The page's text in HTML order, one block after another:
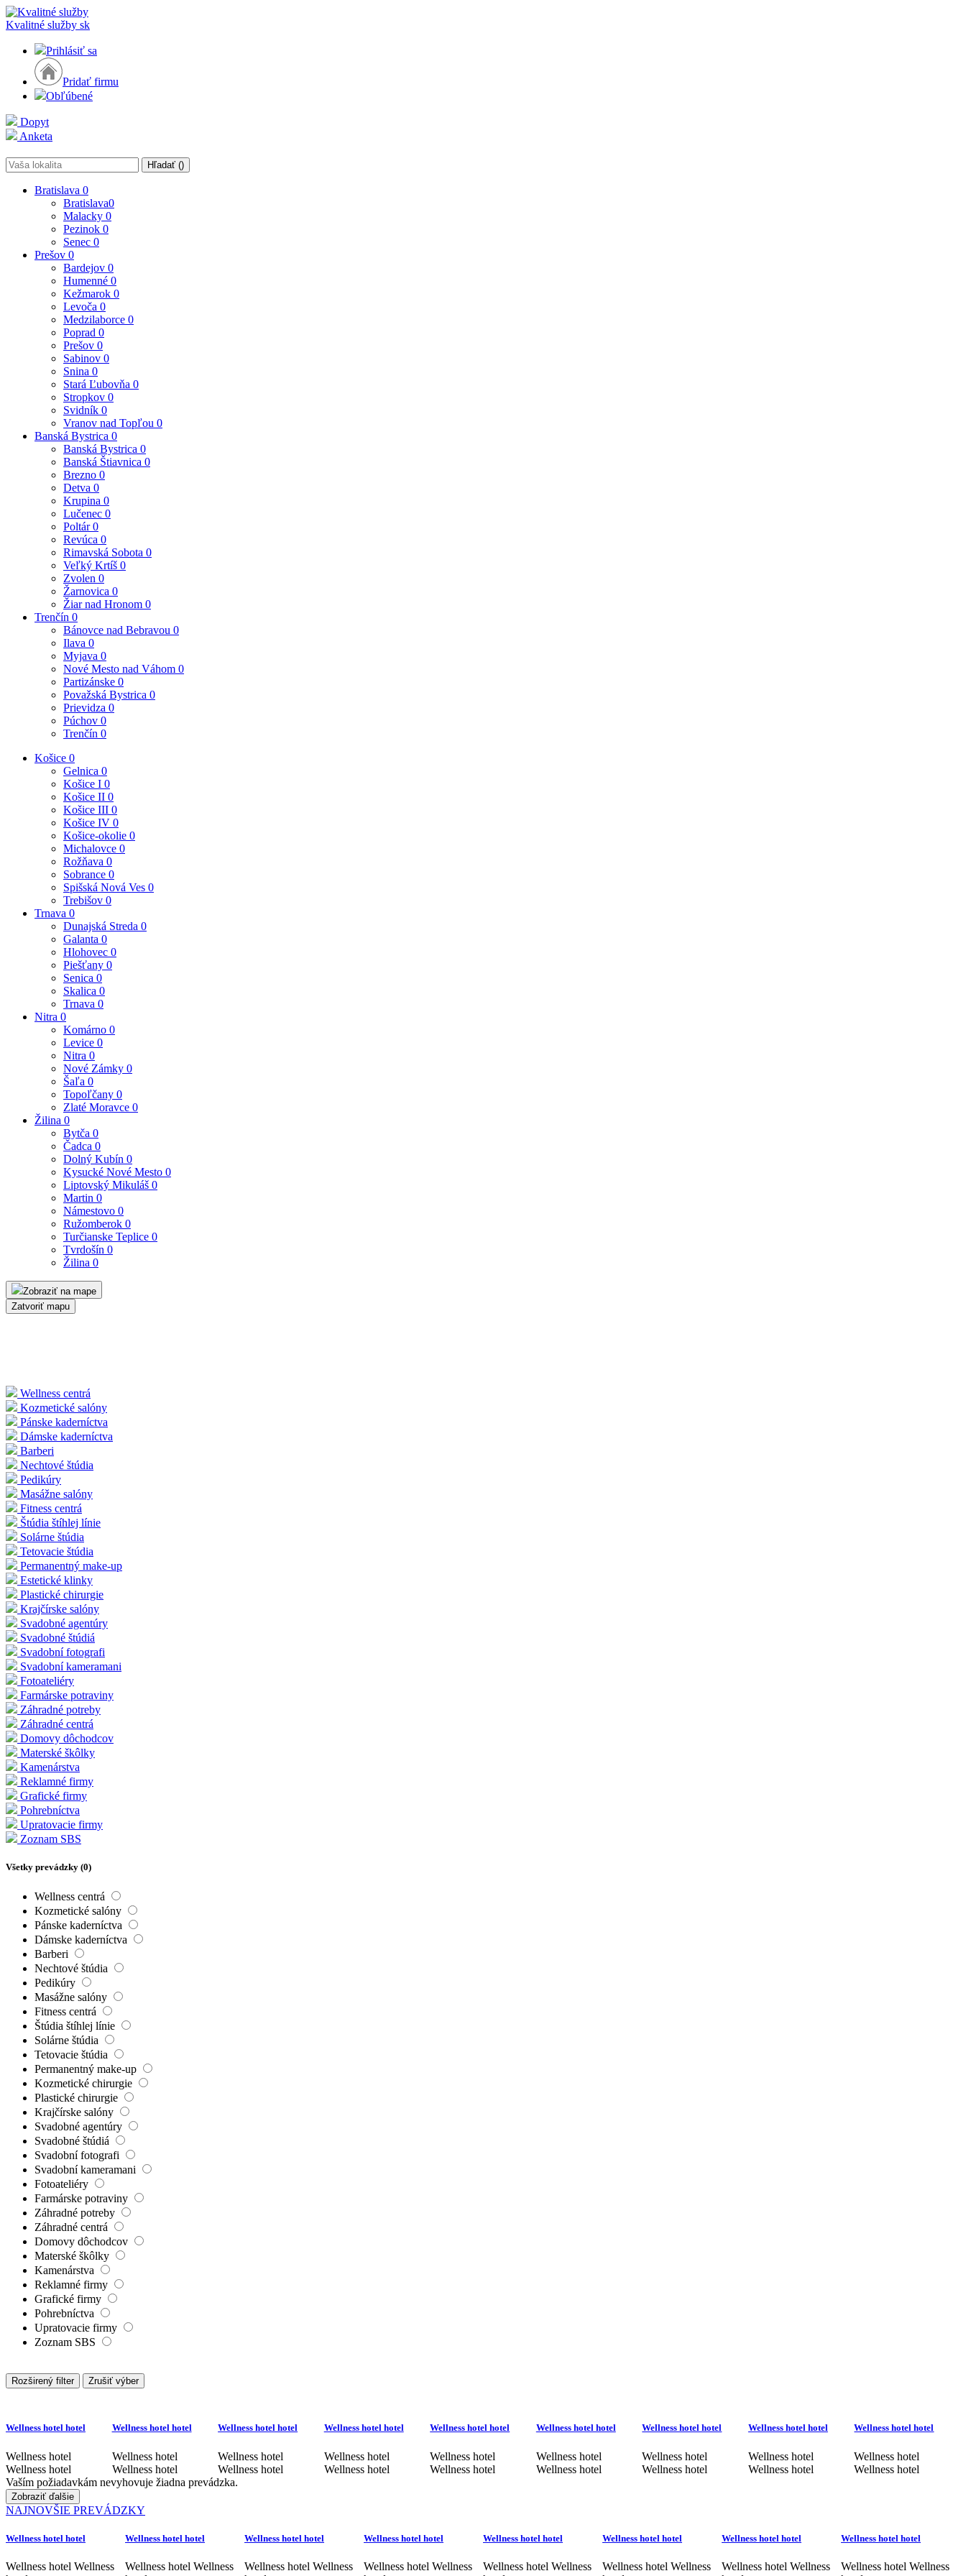
Kvalitné služby sk
Prihlásiť sa
Pridať firmu
Obľúbené
Dopyt
Anketa
Hľadať ()
Bratislava 0
Bratislava0
Malacky 0
Pezinok 0
Senec 0
Prešov 0
Bardejov 0
Humenné 0
Kežmarok 0
Levoča 0
Medzilaborce 0
Poprad 0
Prešov 0
Sabinov 0
Snina 0
Stará Ľubovňa 0
Stropkov 0
Svidník 0
Vranov nad Topľou 0
Banská Bystrica 0
Banská Bystrica 0
Banská Štiavnica 0
Brezno 0
Detva 0
Krupina 0
Lučenec 0
Poltár0
Revúca 0
Rimavská Sobota 0
Veľký Krtíš 0
Zvolen 0
Žarnovica 0
Žiar nad Hronom 0
Trenčín 0
Bánovce nad Bebravou 0
Ilava 0
Myjava 0
Nové Mesto nad Váhom 0
Partizánske 0
Považská Bystrica 0
Prievidza 0
Púchov 0
Trenčín 0
Košice 0
Gelnica 0
Košice I 0
Košice II 0
Košice III 0
Košice IV 0
Košice-okolie 0
Michalovce 0
Rožňava 0
Sobrance 0
Spišská Nová Ves 0
Trebišov 0
Trnava 0
Dunajská Streda 0
Galanta 0
Hlohovec 0
Piešťany 0
Senica 0
Skalica 0
Trnava 0
Nitra 0
Komárno 0
Levice 0
Nitra 0
Nové Zámky 0
Šaľa 0
Topoľčany 0
Zlaté Moravce 0
Žilina 0
Bytča 0
Čadca 0
Dolný Kubín 0
Kysucké Nové Mesto 0
Liptovský Mikuláš 0
Martin 0
Námestovo 0
Ružomberok 0
Turčianske Teplice 0
Tvrdošín 0
Žilina 0
Zobraziť na mape
Zatvoriť mapu
Wellness centrá
Kozmetické salóny
Pánske kaderníctva
Dámske kaderníctva
Barberi
Nechtové štúdia
Pedikúry
Masážne salóny
Fitness centrá
Štúdia štíhlej línie
Solárne štúdia
Tetovacie štúdia
Permanentný make-up
Estetické klinky
Plastické chirurgie
Krajčírske salóny
Svadobné agentúry
Svadobné štúdiá
Svadobní fotografi
Svadobní kameramani
Fotoateliéry
Farmárske potraviny
Záhradné potreby
Záhradné centrá
Domovy dôchodcov
Materské škôlky
Kamenárstva
Reklamné firmy
Grafické firmy
Pohrebníctva
Upratovacie firmy
Zoznam SBS
Všetky prevádzky (0)
Wellness centrá
Kozmetické salóny
Pánske kaderníctva
Dámske kaderníctva
Barberi
Nechtové štúdia
Pedikúry
Masážne salóny
Fitness centrá
Štúdia štíhlej línie
Solárne štúdia
Tetovacie štúdia
Permanentný make-up
Kozmetické chirurgie
Plastické chirurgie
Krajčírske salóny
Svadobné agentúry
Svadobné štúdiá
Svadobní fotografi
Svadobní kameramani
Fotoateliéry
Farmárske potraviny
Záhradné potreby
Záhradné centrá
Domovy dôchodcov
Materské škôlky
Kamenárstva
Reklamné firmy
Grafické firmy
Pohrebníctva
Upratovacie firmy
Zoznam SBS
Rozširený filter Zrušiť výber
Wellness hotel hotel
Wellness hotel
Wellness hotel
Wellness hotel hotel
Wellness hotel
Wellness hotel
Wellness hotel hotel
Wellness hotel
Wellness hotel
Wellness hotel hotel
Wellness hotel
Wellness hotel
Wellness hotel hotel
Wellness hotel
Wellness hotel
Wellness hotel hotel
Wellness hotel
Wellness hotel
Wellness hotel hotel
Wellness hotel
Wellness hotel
Wellness hotel hotel
Wellness hotel
Wellness hotel
Wellness hotel hotel
Wellness hotel
Wellness hotel
Vaším požiadavkám nevyhovuje žiadna prevádzka.
Zobraziť ďalšie
NAJNOVŠIE PREVÁDZKY
Wellness hotel hotel
Wellness hotel Wellness
Wellness hotel hotel
Wellness hotel Wellness
Wellness hotel hotel
Wellness hotel Wellness
Wellness hotel hotel
Wellness hotel Wellness
Wellness hotel hotel
Wellness hotel Wellness
Wellness hotel hotel
Wellness hotel Wellness
Wellness hotel hotel
Wellness hotel Wellness
Wellness hotel hotel
Wellness hotel Wellness